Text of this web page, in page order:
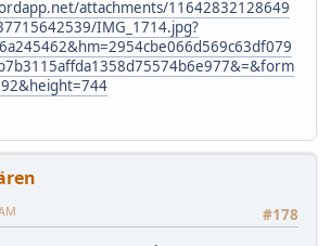
attachments/11642832128649
IMG_1714.jpg?
#178